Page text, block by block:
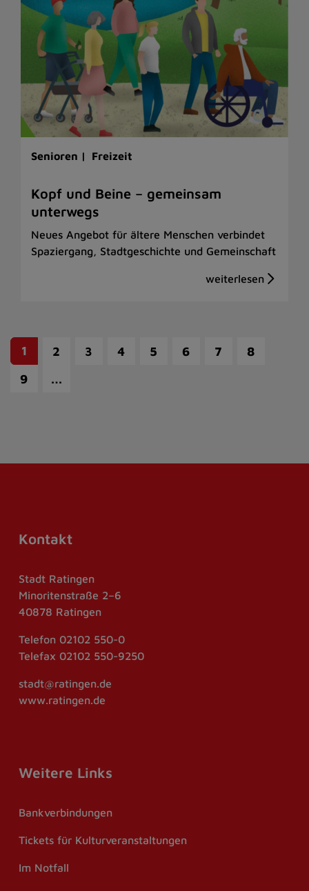
Senioren | Freizeit
Kopf und Beine – gemeinsam
unterwegs
Neues Angebot für ältere Menschen verbindet
Spaziergang, Stadtgeschichte und Gemeinschaft
1 2 3 4 5 6 7
8
9
…
Kontakt
Stadt Ratingen
Minoritenstraße 2–6
40878 Ratingen
Telefon 02102 550-0
Telefax 02102 550-9250
stadt@ratingen.de
www.ratingen.de
Weitere Links
Bankverbindungen
Tickets für Kulturveranstaltungen
Im Notfall